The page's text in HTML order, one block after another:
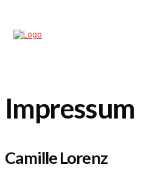
Impressum
Camille Lorenz